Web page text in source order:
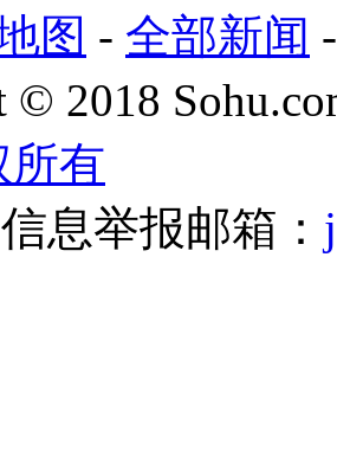
图 - 全部新闻
© 2018
所有
息举报邮箱：